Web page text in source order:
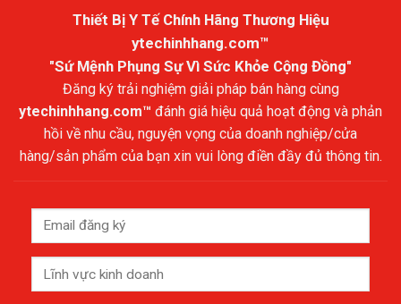
Thiết Bị Y Tế Chính Hãng Thương Hiệu
ytechinhhang.com™
"Sứ Mệnh Phụng Sự Vì Sức Khỏe Cộng Đồng"
Đăng ký trải nghiệm giải pháp bán hàng cùng
ytechinhhang.com™ đánh giá hiệu quả hoạt động và phản
hồi về nhu cầu, nguyện vọng của doanh nghiệp/cửa
hàng/sản phẩm của bạn xin vui lòng điền đầy đủ thông tin.